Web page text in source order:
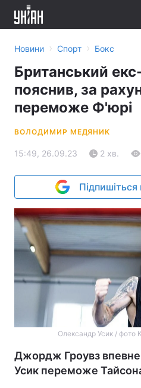
Новини › Спорт › Бокс
Британський
пояснив, за
переможе Ф'юрі
ВОЛОДИМИР МЕДЯНИК
15:49, 26.09.23 2 хв.
Олександр Усик / фото
Джордж Гроувз
Усик переможе